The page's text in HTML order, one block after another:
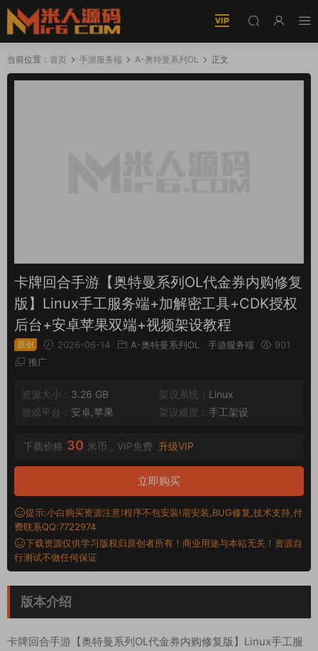
当前位置： 首页 手游服务端 A-奥特曼系列OL 正文
卡牌回合手游【奥特曼系列OL代金券内购修复
版】Linux手工服务端+加解密工具+CDK授权
后台+安卓苹果双端+视频架设教程
原创 2026-06-14 A-奥特曼系列OL · 手游服务端
901
推广
资源大小： 3.26 GB 架设系统： Linux
游戏平台： 安卓,苹果 架设难度： 手工架设
下载价格 30 米币，VIP免费 升级VIP
立即购买
提示:小白购买资源注意!程序不包安装!需安装,BUG修复,技术支持,付
费联系QQ:7722974
下载资源仅供学习版权归原创者所有！商业用途与本站无关！资源自
行测试不做任何保证
版本介绍
卡牌回合手游【奥特曼系列OL代金券内购修复版】Linux手工服